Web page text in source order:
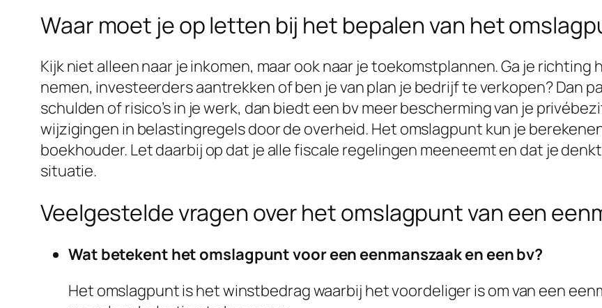
Waar moet je op letten bij het bepalen van het
Kijk niet alleen naar je inkomen, maar ook naar je toekomstplannen. Ga je
nemen, investeerders aantrekken of ben je van plan je bedrijf te verkopen? Dan
schulden of risico’s in je werk, dan biedt een bv meer bescherming van je
wijzigingen in belastingregels door de overheid. Het omslagpunt kun je
boekhouder. Let daarbij op dat je alle fiscale regelingen meeneemt en dat je
situatie.
Veelgestelde vragen over het omslagpunt van een
Wat betekent het omslagpunt voor een eenmanszaak en een bv?
Het omslagpunt is het winstbedrag waarbij het voordeliger is om van een